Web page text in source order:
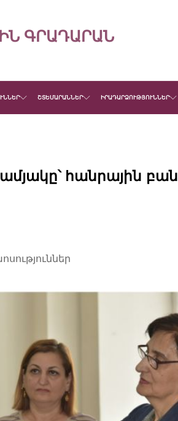
ԳՐԱԴԱՐԱՆ
ՇՏԵՄԱՐԱՆՆԵՐ ԻՐԱԴԱՐՁՈՒԹՅՈՒՆՆԵՐ
հանրային